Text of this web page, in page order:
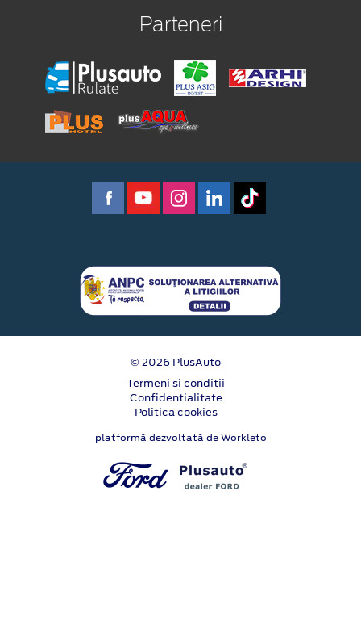
Parteneri
© 2026 PlusAuto
Termeni si conditii
Confidentialitate
Politica cookies
platformă dezvoltată de Workleto